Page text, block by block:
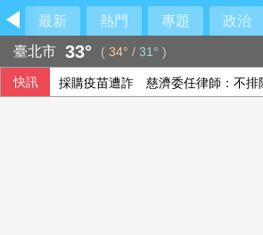
最新 熱門 專題 政治
臺北市 33° ( 34° / 31° )
快訊 採購疫苗遭詐 慈濟委任律師：不排